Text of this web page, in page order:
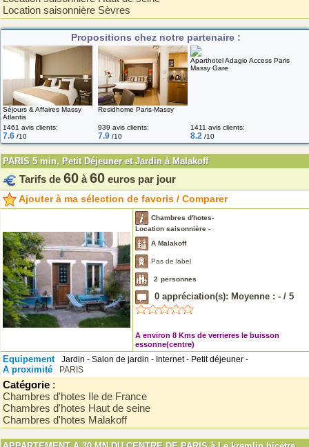
Location saisonnière Sèvres
Propositions chez notre partenaire :
Séjours & Affaires Massy
Atlantis
Residhome Paris-Massy
Aparthotel Adagio Access Paris
Massy Gare
1461 avis clients:
7.6 /10
939 avis clients:
7.9 /10
1411 avis clients:
8.2 /10
PARIS 5 min, Petit Déjeuner et Jardin à Malakoff
Tarifs de 60 à 60 euros par jour
Ajouter à ma sélection de favoris / Comparer
Chambres d'hotes-
Location saisonnière -
A Malakoff
Pas de label
2 personnes
0 appréciation(s): Moyenne : - / 5
A environ 8 Kms de verrieres le buisson
essonne(centre)
Equipement Jardin - Salon de jardin - Internet - Petit déjeuner -
A proximité PARIS
Catégorie :
Chambres d'hotes Ile de France
Chambres d'hotes Haut de seine
Chambres d'hotes Malakoff